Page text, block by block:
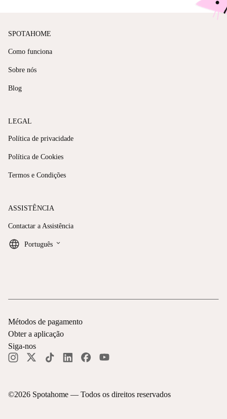
SPOTAHOME
Como funciona
Sobre nós
Blog
LEGAL
Política de privacidade
Política de Cookies
Termos e Condições
ASSISTÊNCIA
Contactar a Assistência
Português keyboard_arrow_down
©2026 Spotahome — Todos os direitos reservados
Métodos de pagamento
Obter a aplicação
Siga-nos